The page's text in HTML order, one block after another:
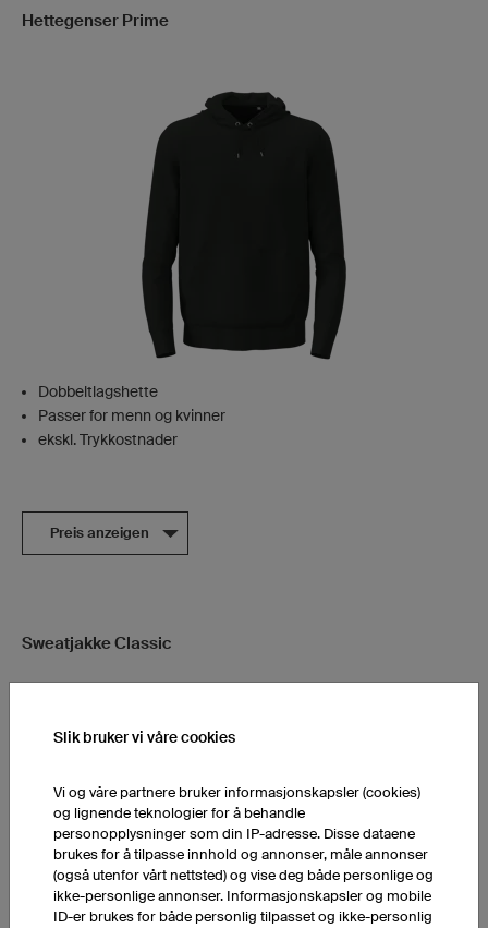
Hettegenser Prime
Dobbeltlagshette
Passer for menn og kvinner
ekskl. Trykkostnader
Preis anzeigen
Sweatjakke Classic
Slik bruker vi våre cookies
Vi og våre partnere bruker informasjonskapsler (cookies)
og lignende teknologier for å behandle
personopplysninger som din IP-adresse. Disse dataene
brukes for å tilpasse innhold og annonser, måle annonser
(også utenfor vårt nettsted) og vise deg både personlige og
ikke-personlige annonser. Informasjonskapsler og mobile
ID-er brukes for både personlig tilpasset og ikke-personlig